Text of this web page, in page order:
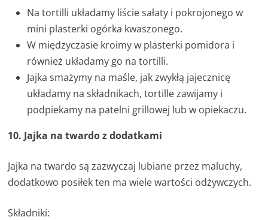
Na tortilli układamy liście sałaty i pokrojonego w
mini plasterki ogórka kwaszonego.
W międzyczasie kroimy w plasterki pomidora i
również układamy go na tortilli.
Jajka smażymy na maśle, jak zwykłą jajecznicę
układamy na składnikach, tortille zawijamy i
podpiekamy na patelni grillowej lub w opiekaczu.
10. Jajka na twardo z dodatkami
Jajka na twardo są zazwyczaj lubiane przez maluchy,
dodatkowo posiłek ten ma wiele wartości odżywczych.
Składniki: